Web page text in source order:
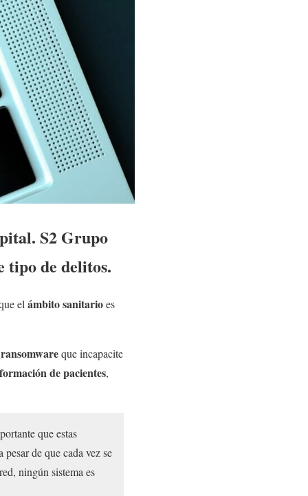
S2 Grupo
tipo de delitos.
el ámbito sanitarioes
ransomwareque incapacite
de pacientes,
que estas
de que cada vez se
ningún sistema es